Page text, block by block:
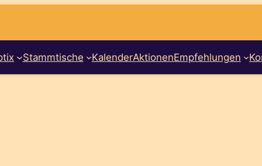
Stammtische KalenderAktionenEmpfehlungen